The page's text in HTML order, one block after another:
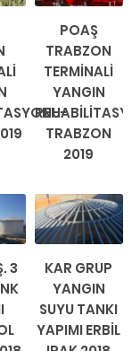
POAŞ
TRABZON
TERMİNALİ
YANGIN
TRABZON
2019
3
KAR GRUP
YANGIN
SUYU TANKI
YAPIMI ERBİL